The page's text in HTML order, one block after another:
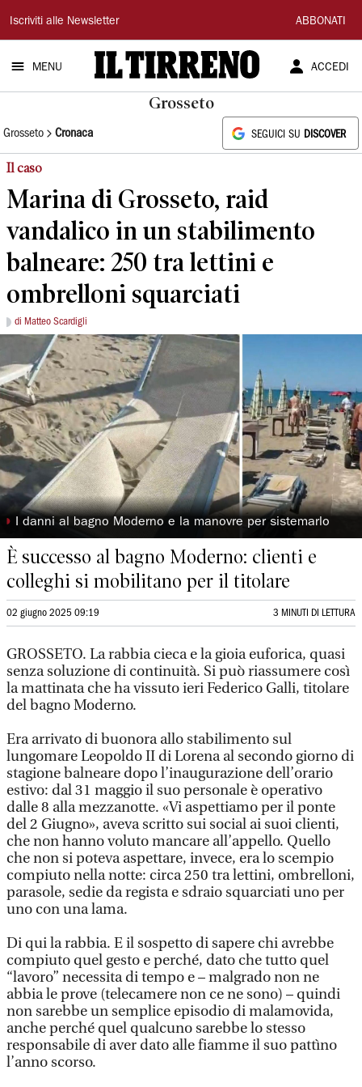
Il
Tirreno
Iscriviti alle Newsletter ABBONATI
MENU ACCEDI
Grosseto
Grosseto Cronaca SEGUICI SU DISCOVER
Il caso
Marina di Grosseto, raid
vandalico in un stabilimento
balneare: 250 tra lettini e
ombrelloni squarciati
di Matteo Scardigli
◗ I danni al bagno Moderno e la manovre per sistemarlo
È successo al bagno Moderno: clienti e
colleghi si mobilitano per il titolare
02 giugno 2025 09:19 3 MINUTI DI LETTURA
GROSSETO. La rabbia cieca e la gioia euforica, quasi
senza soluzione di continuità. Si può riassumere così
la mattinata che ha vissuto ieri Federico Galli, titolare
del bagno Moderno.
Era arrivato di buonora allo stabilimento sul
lungomare Leopoldo II di Lorena al secondo giorno di
stagione balneare dopo l’inaugurazione dell’orario
estivo: dal 31 maggio il suo personale è operativo
dalle 8 alla mezzanotte. «Vi aspettiamo per il ponte
del 2 Giugno», aveva scritto sui social ai suoi clienti,
che non hanno voluto mancare all’appello. Quello
che non si poteva aspettare, invece, era lo scempio
compiuto nella notte: circa 250 tra lettini, ombrelloni,
parasole, sedie da regista e sdraio squarciati uno per
uno con una lama.
Di qui la rabbia. E il sospetto di sapere chi avrebbe
compiuto quel gesto e perché, dato che tutto quel
“lavoro” necessita di tempo e – malgrado non ne
abbia le prove (telecamere non ce ne sono) – quindi
non sarebbe un semplice episodio di malamovida,
anche perché quel qualcuno sarebbe lo stesso
responsabile di aver dato alle fiamme il suo pattìno
l’anno scorso.